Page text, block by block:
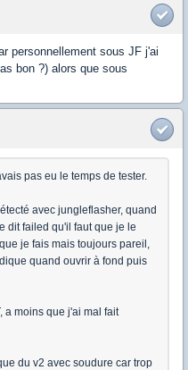
personnellement sous JF j'ai
bon ?) alors que sous
pas eu le temps de tester.
avec jungleflasher, quand
dit failed qu'il faut que je le
je fais mais toujours pareil,
quand ouvrir à fond puis
a moins que j'ai mal fait
du v2 avec soudure car trop